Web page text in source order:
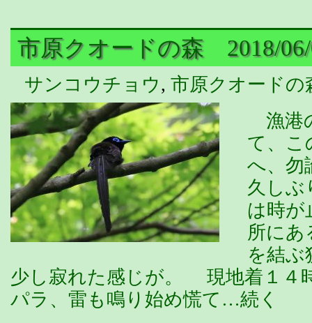
市原クオードの森 2018/
サンコウチョウ, 市原クオードの
漁港
て、こ
へ、
久しぶ
は時が
所にあ
を結ぶ
少し寂れた感じが。 現地着１４
パラ、雷も鳴り始め慌て…続く